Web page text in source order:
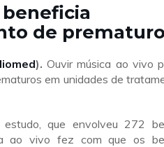
beneficia
de
). Ouvir música ao vivo
em unidades de
que envolveu 272
ao vivo fez com que os